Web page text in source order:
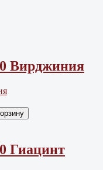
Вирджиния
Гиацинт